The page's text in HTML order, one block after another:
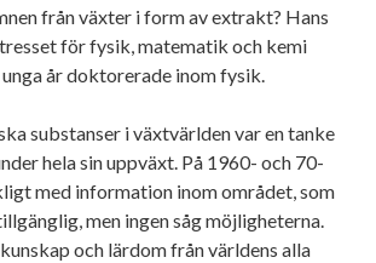
från växter i form av extrakt? Hans
för fysik, matematik och kemi
år doktorerade inom fysik.
substanser i växtvärlden var en tanke
hela sin uppväxt. På 1960- och 70-
med information inom området, som
men ingen såg möjligheterna.
och lärdom från världens alla